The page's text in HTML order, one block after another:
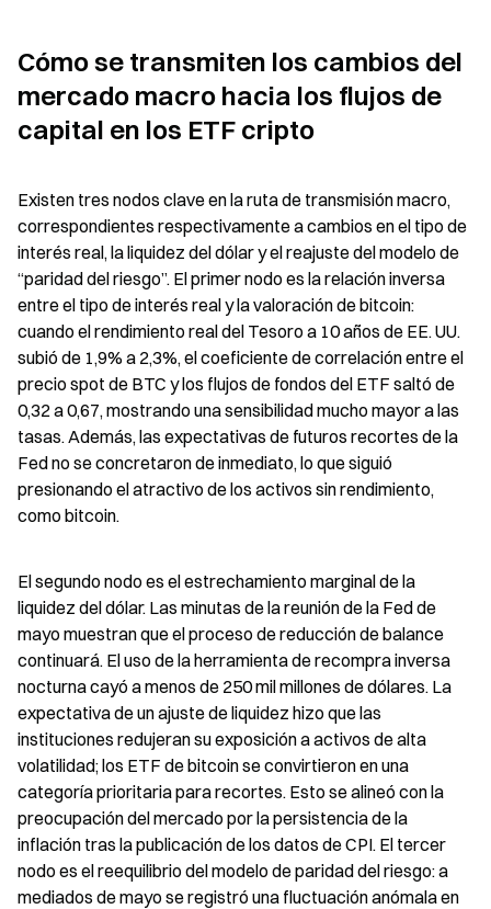
Cómo se transmiten los cambios del
mercado macro hacia los flujos de
capital en los ETF cripto
Existen tres nodos clave en la ruta de transmisión macro,
correspondientes respectivamente a cambios en el tipo de
interés real, la liquidez del dólar y el reajuste del modelo de
“paridad del riesgo”. El primer nodo es la relación inversa
entre el tipo de interés real y la valoración de bitcoin:
cuando el rendimiento real del Tesoro a 10 años de EE. UU.
subió de 1,9% a 2,3%, el coeficiente de correlación entre el
precio spot de BTC y los flujos de fondos del ETF saltó de
0,32 a 0,67, mostrando una sensibilidad mucho mayor a las
tasas. Además, las expectativas de futuros recortes de la
Fed no se concretaron de inmediato, lo que siguió
presionando el atractivo de los activos sin rendimiento,
como bitcoin.
El segundo nodo es el estrechamiento marginal de la
liquidez del dólar. Las minutas de la reunión de la Fed de
mayo muestran que el proceso de reducción de balance
continuará. El uso de la herramienta de recompra inversa
nocturna cayó a menos de 250 mil millones de dólares. La
expectativa de un ajuste de liquidez hizo que las
instituciones redujeran su exposición a activos de alta
volatilidad; los ETF de bitcoin se convirtieron en una
categoría prioritaria para recortes. Esto se alineó con la
preocupación del mercado por la persistencia de la
inflación tras la publicación de los datos de CPI. El tercer
nodo es el reequilibrio del modelo de paridad del riesgo: a
mediados de mayo se registró una fluctuación anómala en